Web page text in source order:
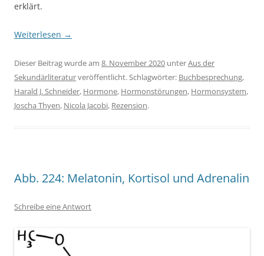
erklärt.
Weiterlesen →
Dieser Beitrag wurde am 8. November 2020 unterAus der
Sekundärliteraturveröffentlicht. Schlagwörter: Buchbesprechung,
Harald J. Schneider, Hormone, Hormonstörungen, Hormonsystem,
Joscha Thyen, Nicola Jacobi, Rezension.
Abb. 224: Melatonin, Kortisol und Adrenalin
Schreibe eine Antwort